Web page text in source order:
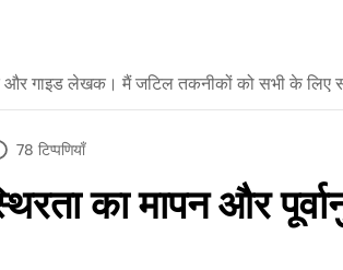
और गाइड लेखक। मैं जटिल तकनीकों को सभी के लिए
78 टिप्पणियाँ
का मापन और